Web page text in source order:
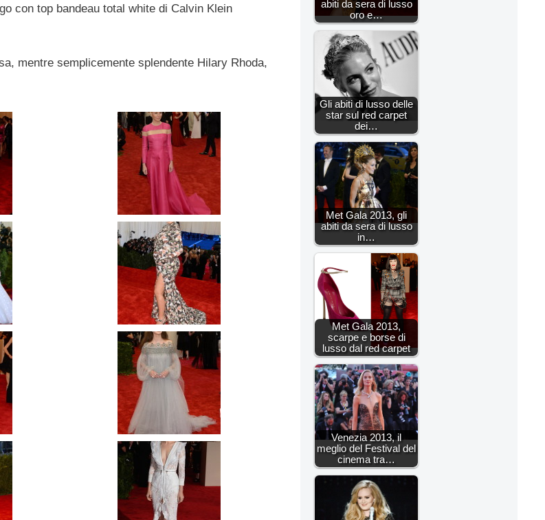
con top bandeau total white di Calvin Klein
mentre semplicemente splendente Hilary Rhoda,
abiti da sera di lusso
oro e…
Gli abiti di lusso delle
star sul red carpet
dei…
Met Gala 2013, gli
abiti da sera di lusso
in…
Met Gala 2013,
scarpe e borse di
lusso dal red carpet
Venezia 2013, il
meglio del Festival del
cinema tra…